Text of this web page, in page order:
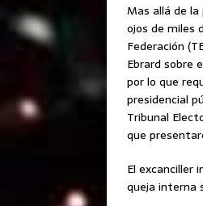
Mas allá de
ojos de miles
Federación
Ebrard sobre
por lo que
presidencial
Tribunal
que
El excanciller
queja interna